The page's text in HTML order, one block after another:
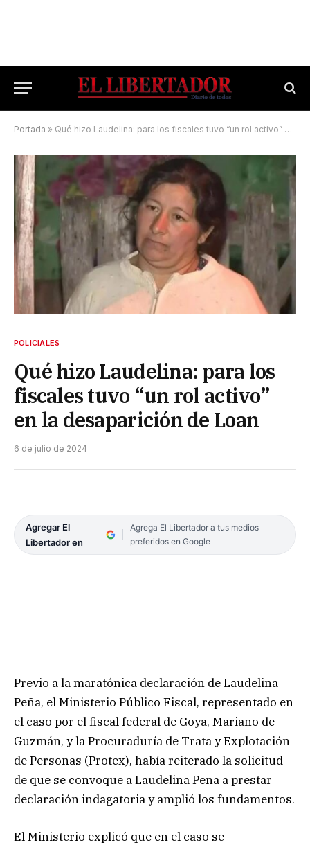
Portada » Qué hizo Laudelina: para los fiscales tuvo “un rol activo” en la desaparición de Loan
POLICIALES
Qué hizo Laudelina: para los
fiscales tuvo “un rol activo”
en la desaparición de Loan
6 de julio de 2024
Agregar El
Libertador en
Agrega El Libertador a tus medios
preferidos en Google
Previo a la maratónica declaración de Laudelina
Peña, el Ministerio Público Fiscal, representado en
el caso por el fiscal federal de Goya, Mariano de
Guzmán, y la Procuraduría de Trata y Explotación
de Personas (Protex), había reiterado la solicitud
de que se convoque a Laudelina Peña a prestar
declaración indagatoria y amplió los fundamentos.
El Ministerio explicó que en el caso se